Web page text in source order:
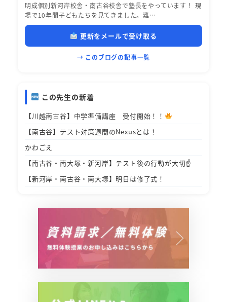
明成個別新河岸校舎・南古谷校舎で塾長をやっています！ 現
場で10年間子どもたちを見てきました。難…
更新をメールで受け取る
→ このブログの記事一覧
この先生の新着
【川越南古谷】中学準備講座 受付開始！！
【南古谷】テスト対策週間のNexusとは！
かわごえ
【南古谷・南大塚・新河岸】テスト後の行動が大切☝️
【新河岸・南古谷・南大塚】明日は修了式！